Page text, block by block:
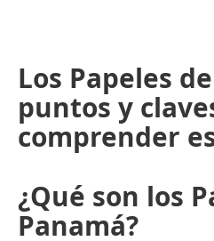
Los Papeles
puntos y
comprender
¿Qué son los
Panamá?